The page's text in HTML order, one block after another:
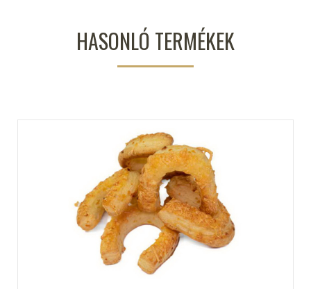
HASONLÓ TERMÉKEK